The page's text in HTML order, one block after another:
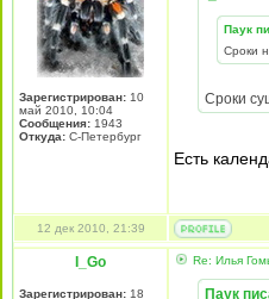
Зарегистрирован: 10
май 2010, 10:04
Сообщения: 1943
Откуда: С-Петербург
Паук
Сроки
Сроки
Есть
12 дек 2010, 21:39
I_Go
Зарегистрирован: 18
Re: Илья
Паук